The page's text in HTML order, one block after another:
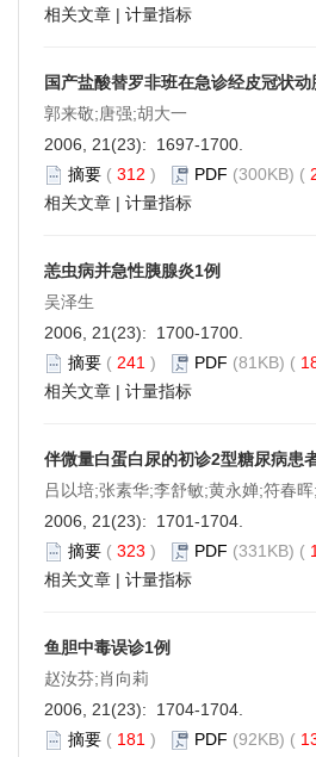
相关文章 | 计量指标
国产盐酸替罗非班在急诊经皮冠状
郭来敬;唐强;胡大一
2006, 21(23): 1697-1700.
摘要 ( 312 ) PDF (300KB) (
相关文章 | 计量指标
恙虫病并急性胰腺炎1例
吴泽生
2006, 21(23): 1700-1700.
摘要 ( 241 ) PDF (81KB) (
相关文章 | 计量指标
伴微量白蛋白尿的初诊2型糖尿病患
吕以培;张素华;李舒敏;黄永婵;符春
2006, 21(23): 1701-1704.
摘要 ( 323 ) PDF (331KB) (
相关文章 | 计量指标
鱼胆中毒误诊1例
赵汝芬;肖向莉
2006, 21(23): 1704-1704.
摘要 ( 181 ) PDF (92KB) (